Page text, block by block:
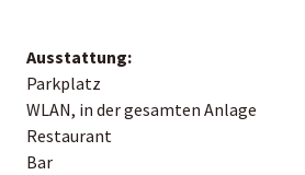
Ausstattung:
Parkplatz
WLAN, in der gesamten Anlage
Restaurant
Bar